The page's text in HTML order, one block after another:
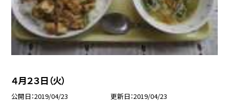
４月２３日（火）
公開日 2019/04/23 更新日 2019/04/23